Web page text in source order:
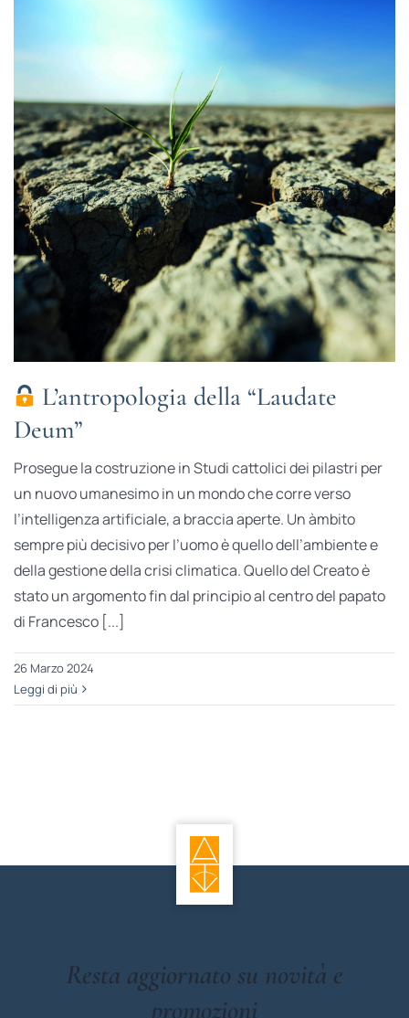
L’antropologia della “Laudate
Deum”
Prosegue la costruzione in Studi cattolici dei pilastri per
un nuovo umanesimo in un mondo che corre verso
l’intelligenza artificiale, a braccia aperte. Un àmbito
sempre più decisivo per l’uomo è quello dell’ambiente e
della gestione della crisi climatica. Quello del Creato è
stato un argomento fin dal principio al centro del papato
di Francesco [...]
26 Marzo 2024
Leggi di più
Resta aggiornato su novità e
promozioni